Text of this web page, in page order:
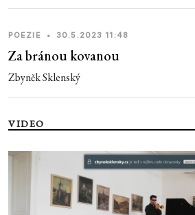
POEZIE • 30.5.2023 11:48
Za bránou kovanou
Zbyněk Sklenský
VIDEO